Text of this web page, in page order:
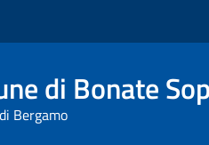
di Bonate
Bergamo